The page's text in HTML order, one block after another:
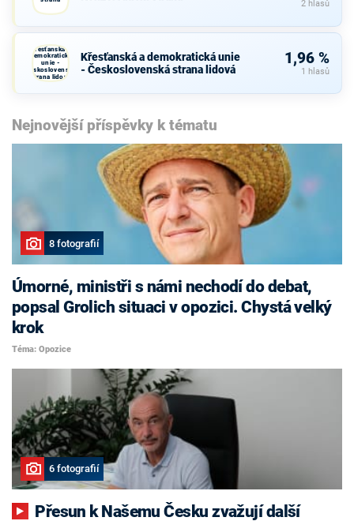
2 hlasů
Křesťanská a
demokratická
unie -
Československá
strana lidová
Křesťanská a demokratická unie
- Československá strana lidová
1,96 %
1 hlasů
Nejnovější příspěvky k tématu
8 fotografií
Úmorné, ministři s námi nechodí do debat,
popsal Grolich situaci v opozici. Chystá velký
krok
Téma: Opozice
6 fotografií